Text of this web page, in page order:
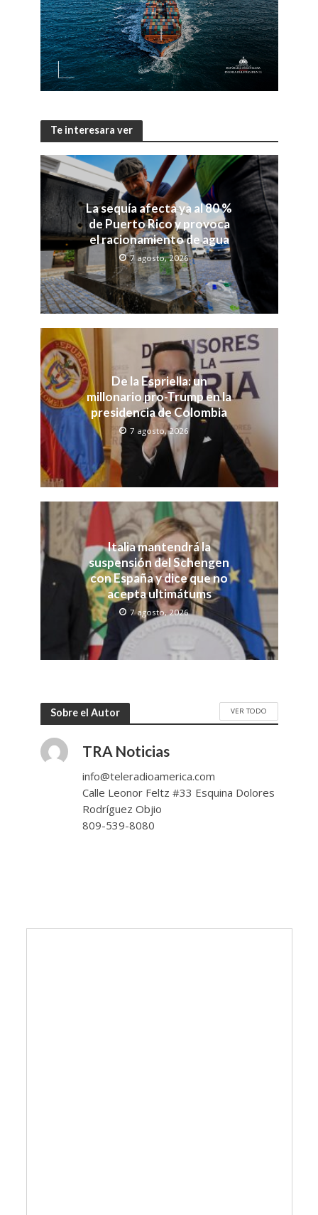
Te interesara ver
La sequía afecta ya al 80 %
de Puerto Rico y provoca
el racionamiento de agua
7 agosto, 2026
De la Espriella: un
millonario pro-Trump en la
presidencia de Colombia
7 agosto, 2026
Italia mantendrá la
suspensión del Schengen
con España y dice que no
acepta ultimátums
7 agosto, 2026
Sobre el Autor VER TODO
TRA Noticias
info@teleradioamerica.com
Calle Leonor Feltz #33 Esquina Dolores
Rodríguez Objio
809-539-8080